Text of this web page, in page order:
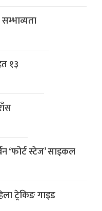
सम्भाव्यता
१३
‘फोर्ट स्टेज’ साइकल
ट्रेकिङ गाइड